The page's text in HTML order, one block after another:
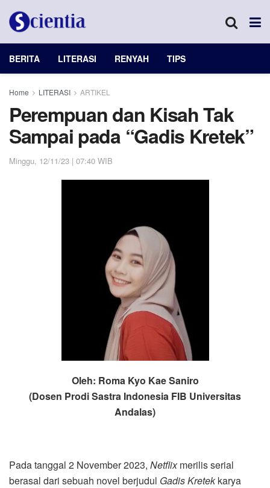
BERITA LITERASI RENYAH TIPS
Home LITERASI ARTIKEL
Perempuan dan Kisah Tak
Sampai pada “Gadis Kretek”
Minggu, 12/11/23 | 07:40 WIB
Oleh: Roma Kyo Kae Saniro
(Dosen Prodi Sastra Indonesia FIB Universitas
Andalas)
Pada tanggal 2 November 2023, Netflixmerilis serial
berasal dari sebuah novel berjudul Gadis Kretekkarya